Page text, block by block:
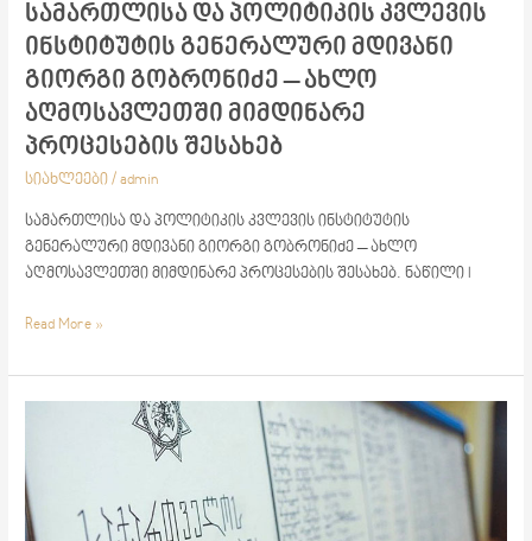
სამართლისა და პოლიტიკის კვლევის
ინსტიტუტის გენერალური მდივანი
გიორგი გობრონიძე – ახლო
აღმოსავლეთში მიმდინარე
პროცესების შესახებ
სიახლეები /admin
სამართლისა და პოლიტიკის კვლევის ინსტიტუტის
გენერალური მდივანი გიორგი გობრონიძე – ახლო
აღმოსავლეთში მიმდინარე პროცესების შესახებ. ნაწილი I
აღმოსავლეთში
მიმდინარე
პროცესების
შესახებ
Read More »
საქართველოს
წლისაა